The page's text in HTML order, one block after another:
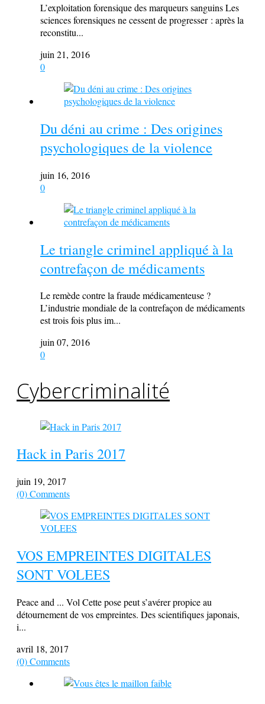
L’exploitation forensique des marqueurs sanguins Les
sciences forensiques ne cessent de progresser : après la
reconstitu...
juin 21, 2016
0
Du déni au crime : Des origines
psychologiques de la violence
juin 16, 2016
0
Le triangle criminel appliqué à la
contrefaçon de médicaments
Le remède contre la fraude médicamenteuse ?
L’industrie mondiale de la contrefaçon de médicaments
est trois fois plus im...
juin 07, 2016
0
Cybercriminalité
Hack in Paris 2017
juin 19, 2017
(0) Comments
VOS EMPREINTES DIGITALES
SONT VOLEES
Peace and ... Vol Cette pose peut s’avérer propice au
détournement de vos empreintes. Des scientifiques japonais,
i...
avril 18, 2017
(0) Comments